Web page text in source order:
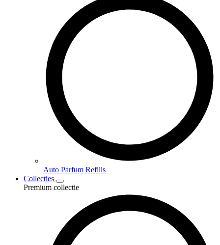
Auto Parfum Refills
Collecties
Premium collectie